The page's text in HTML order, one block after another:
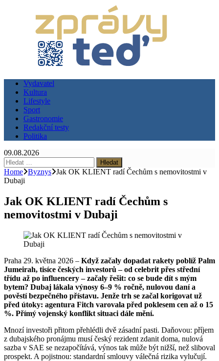
Vydavatel
Kultura
Lifestyle
Sport
Gastronomie
Redakční testy
Politika
09.08.2026
Vyhledávání
Home Byznys Jak OK KLIENT radí Čechům s nemovitostmi v
Dubaji
Jak OK KLIENT radí Čechům s
nemovitostmi v Dubaji
Praha 29. května 2026 – Když začaly dopadat rakety poblíž Palm
Jumeirah, tisíce českých investorů – od celebrit přes střední
třídu až po influencery – začaly řešit: co se bude dít s mým
bytem? Dubaj lákala výnosy 6–9 % ročně, nulovou daní a
pověstí bezpečného přístavu. Jenže trh se začal korigovat už
před útoky: agentura Fitch varovala před poklesem cen až o 15
%. Přímý vojenský konflikt situaci dále mění.
Mnozí investoři přitom přehlédli dvě zásadní pasti. Daňovou: příjem
z dubajského pronájmu musí český rezident zdanit doma, nulová
sazba v SAE se nezapočítává, výnos tak může být nižší, než sliboval
prospekt. A pojistnou: standardní smlouvy válečná rizika vylučují.